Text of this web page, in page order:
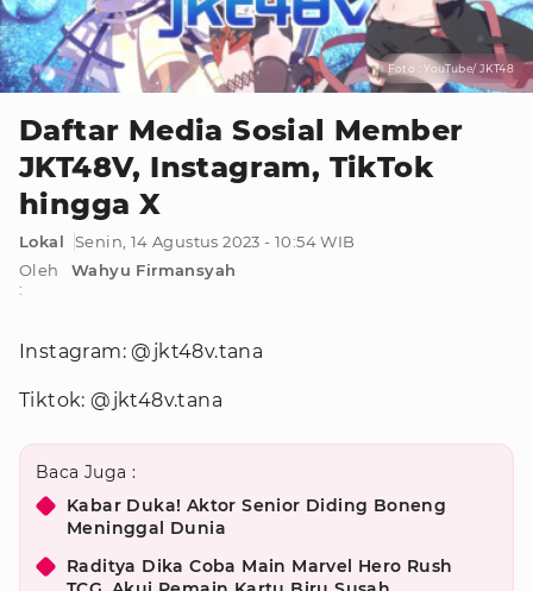
Foto : YouTube/ JKT48
Daftar Media Sosial Member
JKT48V, Instagram, TikTok
hingga X
Lokal
Senin, 14 Agustus 2023 - 10:54 WIB
Oleh
:
Wahyu Firmansyah
Instagram: @jkt48v.tana
Tiktok: @jkt48v.tana
Baca Juga :
Kabar Duka! Aktor Senior Diding Boneng
Meninggal Dunia
Raditya Dika Coba Main Marvel Hero Rush